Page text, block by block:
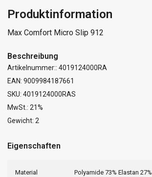
Produktinformation
Max Comfort Micro Slip 912
Beschreibung
Artikelnummer:: 4019124000RA
EAN: 9009984187661
SKU: 4019124000RAS
MwSt.: 21%
Gewicht: 2
Eigenschaften
Material Polyamide 73% Elastan 27%